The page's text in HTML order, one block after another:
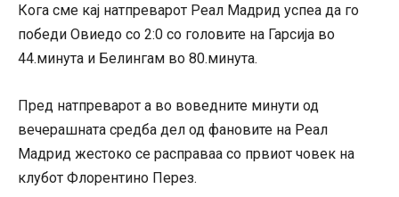
Кога сме кај натпреварот Реал Мадрид успеа да го
победи Овиедо со 2:0 со головите на Гарсија во
44.минута и Белингам во 80.минута.
Пред натпреварот а во воведните минути од
вечерашната средба дел од фановите на Реал
Мадрид жестоко се расправаа со првиот човек на
клубот Флорентино Перез.